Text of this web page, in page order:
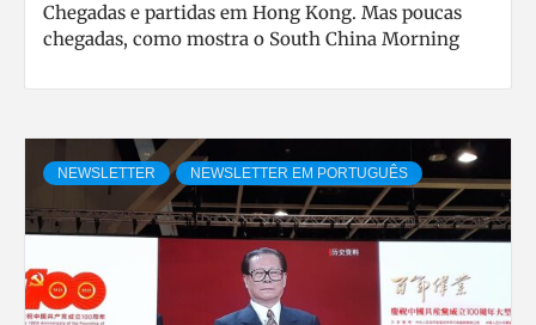
Chegadas e partidas em Hong Kong. Mas poucas
chegadas, como mostra o South China Morning
NEWSLETTER NEWSLETTER EM PORTUGUÊS